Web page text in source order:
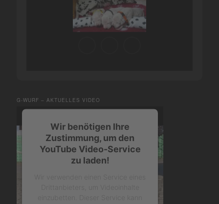
G-WURF – AKTUELLES VIDEO
Wir benötigen Ihre
Zustimmung, um den
YouTube Video-Service
zu laden!